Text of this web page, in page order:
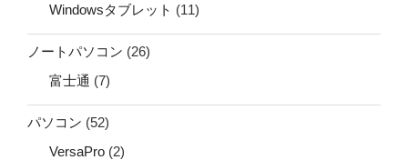
Windowsタブレット (11)
ノートパソコン (26)
富士通 (7)
パソコン (52)
VersaPro (2)